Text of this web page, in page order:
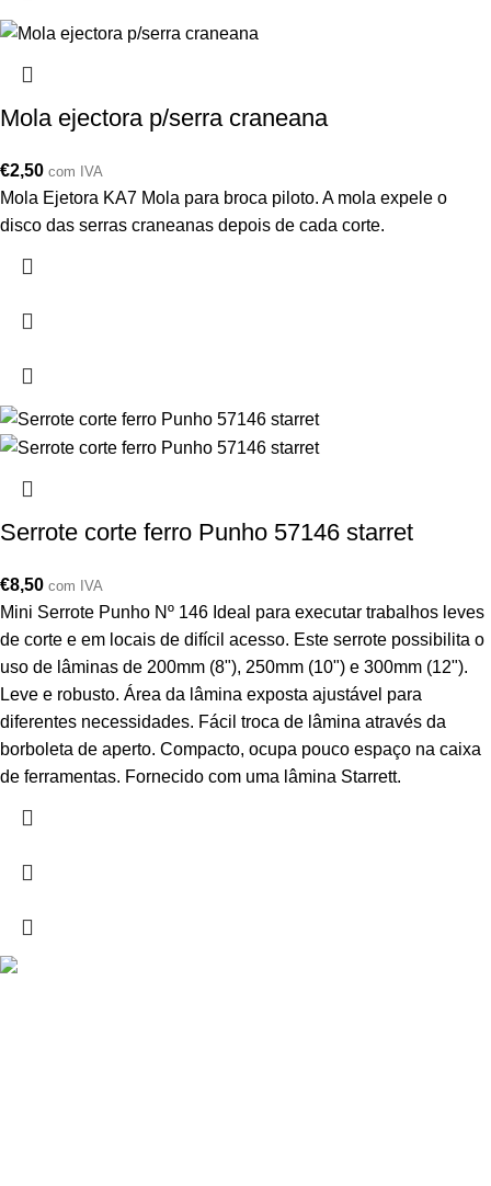
Mola ejectora p/serra craneana
€2,50 com IVA
Mola Ejetora KA7 Mola para broca piloto. A mola expele o
disco das serras craneanas depois de cada corte.
Serrote corte ferro Punho 57146 starret
€8,50 com IVA
Mini Serrote Punho Nº 146 Ideal para executar trabalhos leves
de corte e em locais de difícil acesso. Este serrote possibilita o
uso de lâminas de 200mm (8"), 250mm (10") e 300mm (12").
Leve e robusto. Área da lâmina exposta ajustável para
diferentes necessidades. Fácil troca de lâmina através da
borboleta de aperto. Compacto, ocupa pouco espaço na caixa
de ferramentas. Fornecido com uma lâmina Starrett.